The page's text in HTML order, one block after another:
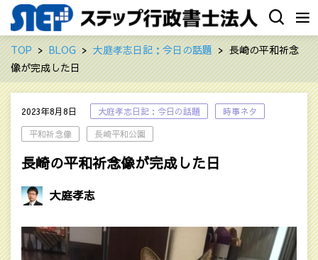
TOP BLOG 大庭孝志日記：今日の話題
長崎の平和祈念
像が完成した日
2023年8月8日 大庭孝志日記：今日の話題
時事ネタ
平和祈念像
長崎平和公園
長崎の平和祈念像が完成した日
大庭孝志